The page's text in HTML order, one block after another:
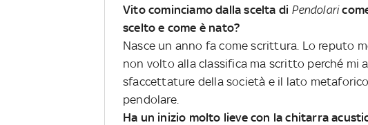
Vito cominciamo dalla scelta di Pendolari
scelto e come è nato?
Nasce un anno fa come scrittura. Lo reputo
non volto alla classifica ma scritto perché mi
sfaccettature della società e il lato
pendolare.
Ha un inizio molto lieve con la chitarra